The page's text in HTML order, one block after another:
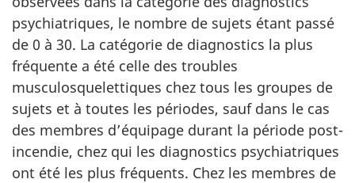
psychiatriques, le nombre de sujets étant passé
de 0 à 30. La catégorie de diagnostics la plus
fréquente a été celle des troubles
musculosquelettiques chez tous les groupes de
sujets et à toutes les périodes, sauf dans le cas
des membres d’équipage durant la période post-
incendie, chez qui les diagnostics psychiatriques
ont été les plus fréquents. Chez les membres de